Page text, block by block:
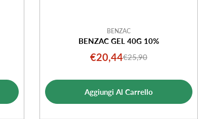
BENZAC
BENZAC GEL 40G 10%
Prezzo
vendita
€20,44Prezzo
€25,90
Aggiungi Al Carrello